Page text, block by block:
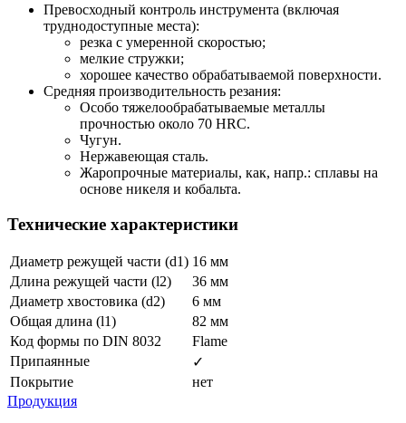
Превосходный контроль инструмента (включая
труднодоступные места):
резка с умеренной скоростью;
мелкие стружки;
хорошее качество обрабатываемой поверхности.
Средняя производительность резания:
Особо тяжелообрабатываемые металлы
прочностью около 70 HRC.
Чугун.
Нержавеющая сталь.
Жаропрочные материалы, как, напр.: сплавы на
основе никеля и кобальта.
Технические характеристики
Диаметр режущей части (d1) 16 мм
Длина режущей части (l2)
36 мм
Диаметр хвостовика (d2)
6 мм
Общая длина (l1)
82 мм
Код формы по DIN 8032
Flame
Припаянные
✓
Покрытие
нет
Продукция